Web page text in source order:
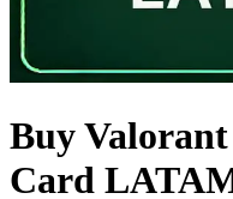
Buy
Card